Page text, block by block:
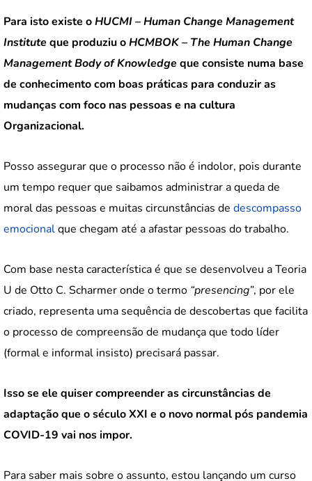
Para isto existe oHUCMI – Human Change Management
Instituteque produziu oHCMBOK – The Human Change
Management Body of Knowledgeque consiste numa base
de conhecimento com boas práticas para conduzir as
mudanças com foco nas pessoas e na cultura
Organizacional.
Posso assegurar que o processo não é indolor, pois durante
um tempo requer que saibamos administrar a queda de
moral das pessoas e muitas circunstâncias de descompasso
emocionalque chegam até a afastar pessoas do trabalho.
Com base nesta característica é que se desenvolveu a Teoria
U de Otto C. Scharmer onde o termo “presencing”, por ele
criado, representa uma sequência de descobertas que facilita
o processo de compreensão de mudança que todo líder
(formal e informal insisto) precisará passar.
Isso se ele quiser compreender as circunstâncias de
adaptação que o século XXI e o novo normal pós pandemia
COVID-19 vai nos impor.
Para saber mais sobre o assunto, estou lançando um curso